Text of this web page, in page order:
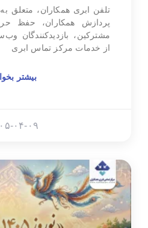
تلفن ابری همکاران،
پردازش همکاران، حفظ
مشترکین، بازدیدکنندگان
از خدمات مرکز تماس ابری
بیشتر
۱۴۰۵-